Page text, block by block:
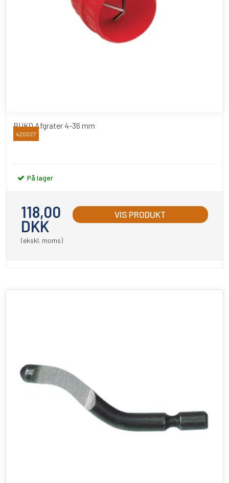
RUKO Afgrater 4-36 mm
RUKO
420027
På lager
118,00
DKK
(ekskl. moms)
VIS PRODUKT